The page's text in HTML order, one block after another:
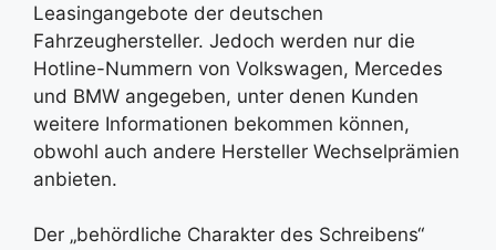
Leasingangebote der deutschen
Fahrzeughersteller. Jedoch werden nur die
Hotline-Nummern von Volkswagen, Mercedes
und BMW angegeben, unter denen Kunden
weitere Informationen bekommen können,
obwohl auch andere Hersteller Wechselprämien
anbieten.
Der „behördliche Charakter des Schreibens“